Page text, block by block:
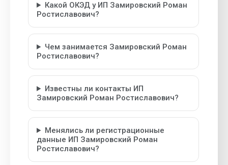
Какой ОКЭД у ИП Замировский Роман
Ростиславович?
Чем занимается Замировский Роман
Ростиславович?
Известны ли контакты ИП
Замировский Роман Ростиславович?
Менялись ли регистрационные
данные ИП Замировский Роман
Ростиславович?